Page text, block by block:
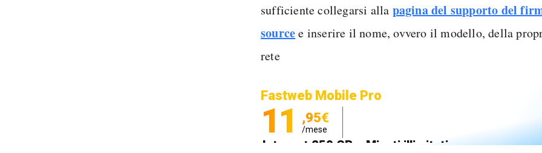
sufficiente collegarsi alla pagina del supporto del
sourcee inserire il nome, ovvero il modello, della
rete
Fastweb Mobile Pro
11 ,95€
/mese
Internet 250 GB e Minuti illimitati